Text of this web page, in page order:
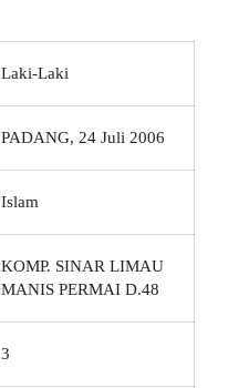
Laki-Laki
PADANG, 24 Juli 2006
Islam
KOMP. SINAR LIMAU
MANIS PERMAI D.48
3